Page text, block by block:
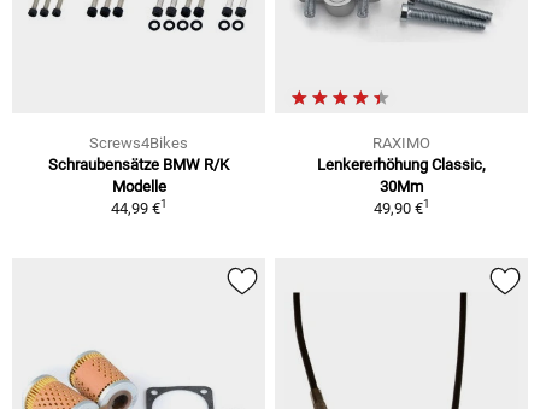
Screws4Bikes
Schraubensätze BMW R/K
Modelle
44,99 €1
RAXIMO
Lenkererhöhung Classic,
30Mm
49,90 €1